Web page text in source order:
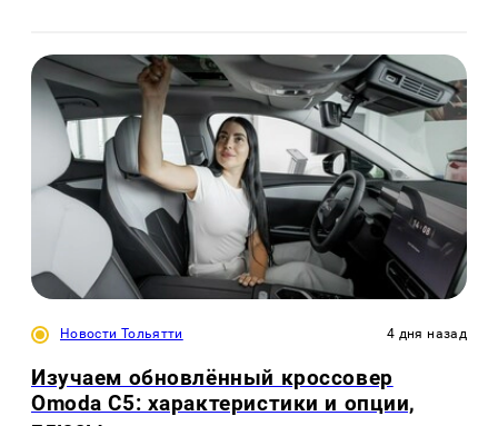
Новости Тольятти 4 дня назад
Изучаем обновлённый кроссовер
Omoda C5: характеристики и опции,